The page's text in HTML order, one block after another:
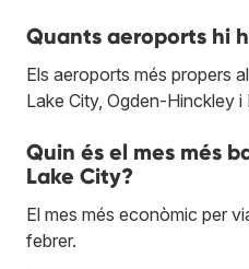
Quants aeroports hi
Els aeroports més propers
Lake City, Ogden-Hinckley
Quin és el mes més
Lake City?
El mes més econòmic per
febrer.